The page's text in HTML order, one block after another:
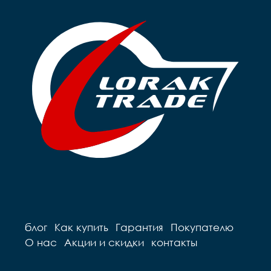
блог Как купить Гарантия
Покупателю
О нас
Акции и скидки контакты